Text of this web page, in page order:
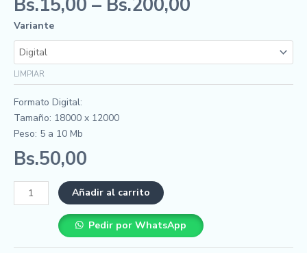
Bs.15,00 – Bs.200,00
Variante
LIMPIAR
Formato Digital:
Tamaño: 18000 x 12000
Peso: 5 a 10 Mb
Bs.50,00
Añadir al carrito
Pedir por WhatsApp